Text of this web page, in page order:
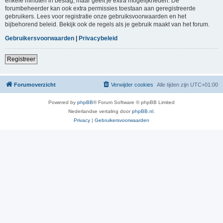
forumbeheerder kan ook extra permissies toestaan aan geregistreerde
gebruikers. Lees voor registratie onze gebruiksvoorwaarden en het
bijbehorend beleid. Bekijk ook de regels als je gebruik maakt van het forum.
Gebruikersvoorwaarden | Privacybeleid
Registreer
Forumoverzicht Alle tijden zijn UTC+01:00
Verwijder cookies
Powered by phpBB® Forum Software © phpBB Limited
Nederlandse vertaling doorphpBB.nl
Privacy | Gebruikersvoorwaarden